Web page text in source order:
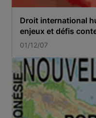
Droit international
enjeux et défis
01/12/07